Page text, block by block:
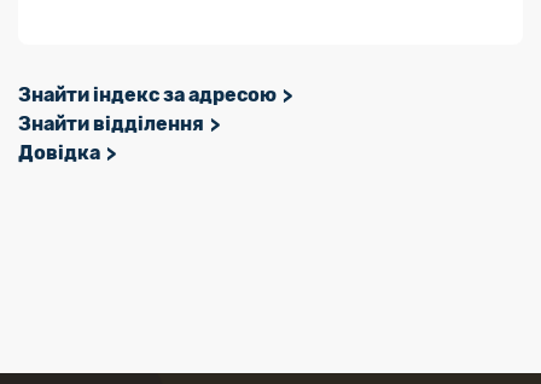
Знайти індекс за адресою
Знайти відділення
Довідка